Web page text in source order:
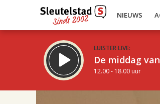
NIEUWS
LUISTER LIVE:
De middag
12.00 - 18.00 uur